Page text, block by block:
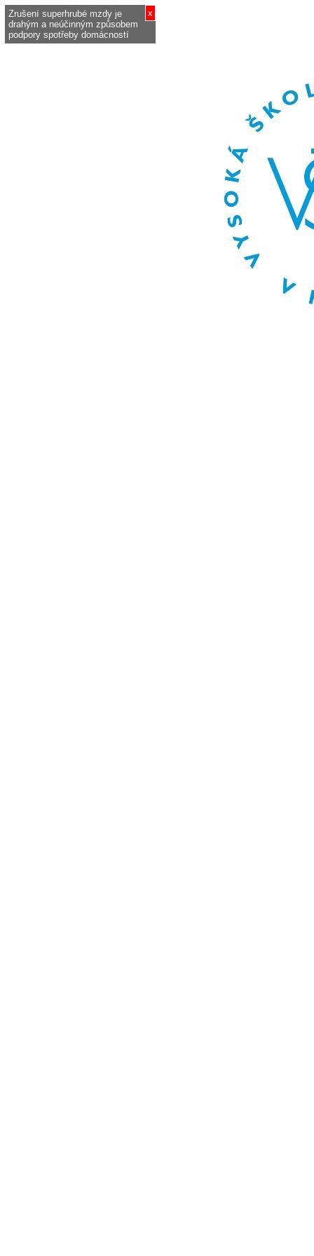
x
Zrušení superhrubé mzdy je
drahým a neúčinným způsobem
podpory spotřeby domácností